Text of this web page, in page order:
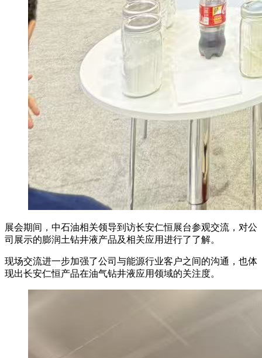
展会期间，中石油相关领导到访长安仁恒展台参观交流，对公
司展示的膨润土钻井液产品及相关应用进行了了解。
现场交流进一步加强了公司与能源行业客户之间的沟通，也体
现出长安仁恒产品在油气钻井液应用领域的关注度。